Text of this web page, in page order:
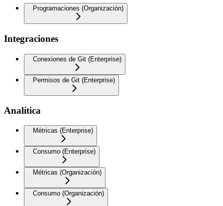
Programaciones (Organización)
Integraciones
Conexiones de Git (Enterprise)
Permisos de Git (Enterprise)
Analítica
Métricas (Enterprise)
Consumo (Enterprise)
Métricas (Organización)
Consumo (Organización)